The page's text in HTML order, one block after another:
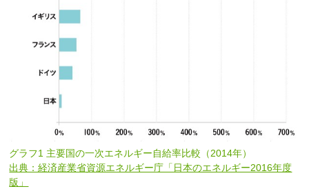
グラフ1 主要国の一次エネルギー自給率比較（2014年）
出典：経済産業省資源エネルギー庁「日本のエネルギー2016年度
版」